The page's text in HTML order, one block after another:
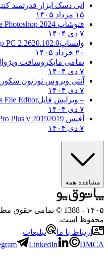
انی دسک ابزار قدرتمند کنترل
فتوشاپ CC 2025Adobe Photoshop 2024
واتساپPC 2.2620.102.0
تمامی مایکروسافت ویژوال CC++
آنتی ویروس نورتون سکوریتی
– ویرایش فایلHosts File Editor+
آفیس 2019
2019 Microsoft Office 2019 Pro Plus v
همه
- 1388 © تمامی حقوق مطالب
است.
با ما
تبلیغات
Telegram
LinkedIn